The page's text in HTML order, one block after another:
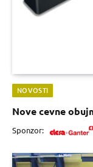
NOVOSTI
Nove cevne
Sponzor: